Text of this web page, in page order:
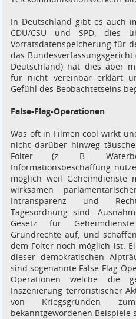
In Deutschland gibt es auch
CDU/CSU und SPD, dies
Vorratsdatenspeicherung für
das
Deutschland) hat dies aber
für nicht vereinbar erklärt
Gefühl des Beobachtetseins
False-Flag-Operationen
Was oft in Filmen cool wirkt
nicht darüber hinweg
Folter (z. B.
Informationsbeschaffung
möglich weil Geheimdienste
wirksamen
Intransparenz und
Tagesordnung sind.
Gesetz für
Grundrechte auf, und
dem Folter noch möglich ist.
dieser demokratischen
sind sogenannte False-Flag-
Operationen welche die
Inszenierung terroristischer
von Kriegsgründen
bekanntgewordenen Beispiele